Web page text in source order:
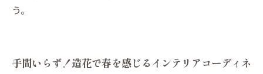
う。
手間いらず！造花で春を感じるインテリアコーディネ